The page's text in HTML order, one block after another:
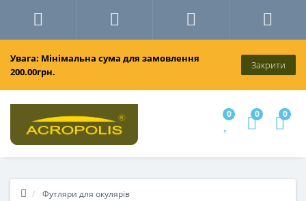
Увага: Мінімальна сума для замовлення
200.00грн.
Закрити
0 0 0
Футляри для окулярів